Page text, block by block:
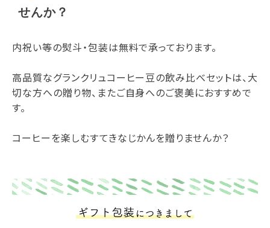
せんか？
内祝い等の熨斗・包装は無料で承っております。
高品質なグランクリュコーヒー豆の飲み比べセットは、大
切な方への贈り物、またご自身へのご褒美におすすめで
す。
コーヒーを楽しむすてきなじかんを贈りませんか？